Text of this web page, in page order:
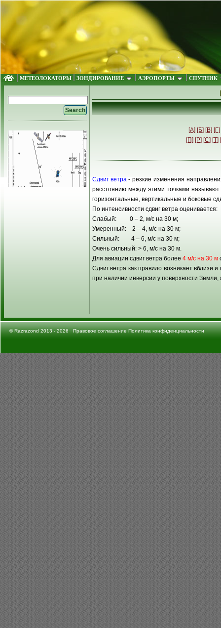
МЕТЕОЛОКАТОРЫ ЗОНДИРОВАНИЕ АЭРОПОРТЫ СПУТНИК
[А] [Б] [В] [Г]
[П] [Р] [С] [Т]
Сдвиг ветра- резкие изменения
расстоянию между этими точками
горизонтальные, вертикальные и боковые
По интенсивности сдвиг ветра оценивается:
Слабый: 0 – 2, м/с на 30 м;
Умеренный: 2 – 4, м/с на 30 м;
Сильный: 4 – 6, м/с на 30 м;
Очень сильный: > 6, м/с на 30 м.
Для авиации сдвиг ветра более 4 м/с на 30 м
Сдвиг ветра как правило возникает вблизи
при наличии инверсии у поверхности
©Razrazond2013 - 2026Правовое соглашение Политика конфиденциальности